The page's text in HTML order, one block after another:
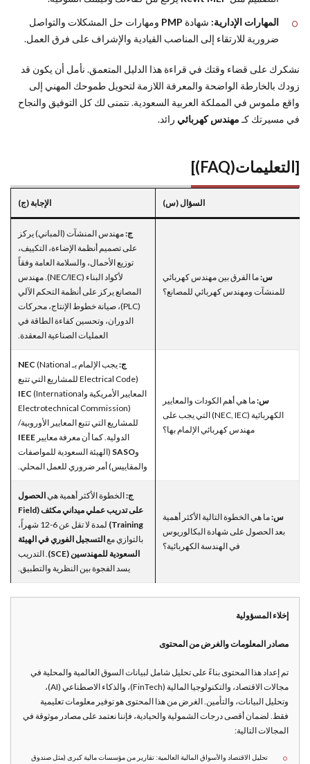
المهارات الإدارية: شهادة PMP ومهارات حل المشكلات والتواصل
ضرورية للارتقاء إلى المناصب القيادية والإشراف على فرق العمل.
نشكرك على قضاء وقتك في قراءة هذا الدليل المتعمق. نأمل أن يكون قد
زودك بالخارطة الواضحة والمعرفة اللازمة لتحويل طموحك المهني إلى
واقع ملموس في المملكة العربية السعودية. نتمنى لك كل التوفيق والنجاح
في مسيرتك كـمهندس كهربائي رائد.
[التعليمات(FAQ)]
السؤال (س) الإجابة (ج)
س:ما الفرق بين مهندس كهربائي
للمنشآت ومهندس كهربائي للمصانع؟
ج:مهندس المنشآت (المباني) يركز
على تصميم أنظمة الإضاءة، التكييف،
توزيع الأحمال، والسلامة العامة وفقاً
لأكواد البناء (NEC/IEC). مهندس
المصانع يركز على أنظمة التحكم الآلي
(PLC)، صيانة خطوط الإنتاج، محركات
الدوران، وتحسين كفاءة الطاقة في
العمليات الصناعية المعقدة.
س:ما هي أهم الكودات والمعايير
الكهربائية (NEC, IEC) التي يجب على
مهندس كهربائي الإلمام بها؟
ج:يجب الإلمام بـ NEC (National
Electrical Code) للمشاريع التي تتبع
المعايير الأمريكية و
IEC (International
Electrotechnical Commission)
للمشاريع التي تتبع المعايير الأوروبية/
الدولية. كما أن معرفة معايير IEEE
وSASO (الهيئة السعودية للمواصفات
والمقاييس) أمر ضروري للعمل المحلي.
س:ما هي الخطوة التالية الأكثر أهمية
بعد الحصول على شهادة البكالوريوس
في الهندسة الكهربائية؟
ج:الخطوة الأكثر أهمية هيالحصول
على تدريب عملي ميداني مكثف (Field
Training)
لمدة لا تقل عن 6-12 شهراً،
بالتوازي معالتسجيل الفوري في الهيئة
السعودية للمهندسين (SCE)
. التدريب
يسد الفجوة بين النظرية والتطبيق.
إخلاء المسؤولية
مصادر المعلومات والغرض من المحتوى
تم إعداد هذا المحتوى بناءً على تحليل شامل لبيانات السوق العالمية والمحلية في
مجالات الاقتصاد، والتكنولوجيا المالية (FinTech)، والذكاء الاصطناعي (AI)،
وتحليل البيانات، والتأمين. الغرض من هذا المحتوى هو توفير معلومات تعليمية
فقط. لضمان أقصى درجات الشمولية والحيادية، فإننا نعتمد على مصادر موثوقة في
المجالات التالية:
تحليل الاقتصاد والأسواق المالية العالمية: تقارير من مؤسسات مالية كبرى (مثل صندوق